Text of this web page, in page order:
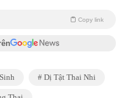
Copy link
Dị Tật Thai Nhi